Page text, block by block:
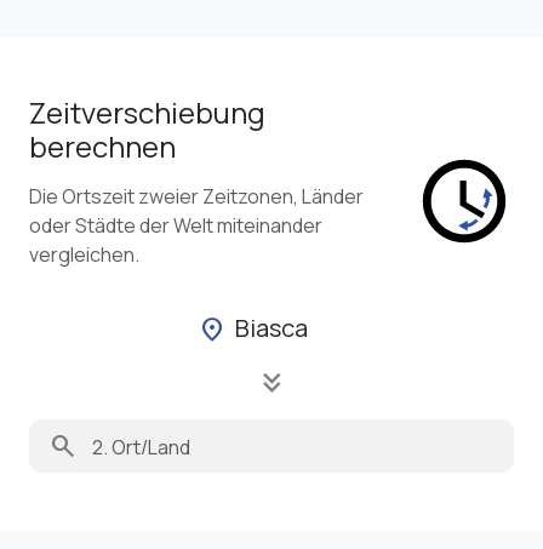
Zeitverschiebung
berechnen
Die Ortszeit zweier Zeitzonen, Länder
oder Städte der Welt miteinander
vergleichen.
location_on Biasca
keyboard_double_arrow_down
search